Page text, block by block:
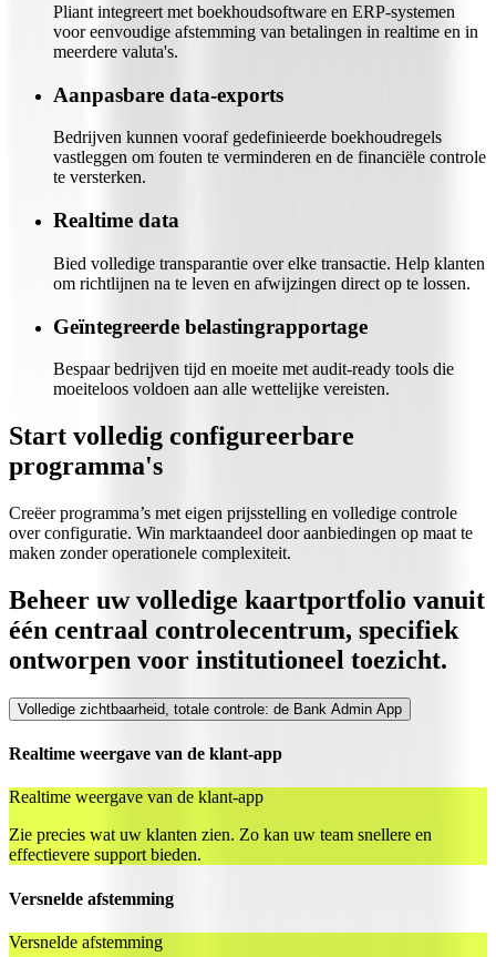
Pliant integreert met boekhoudsoftware en ERP-systemen
voor eenvoudige afstemming van betalingen in realtime en in
meerdere valuta's.
Aanpasbare data-exports
Bedrijven kunnen vooraf gedefinieerde boekhoudregels
vastleggen om fouten te verminderen en de financiële controle
te versterken.
Realtime data
Bied volledige transparantie over elke transactie. Help klanten
om richtlijnen na te leven en afwijzingen direct op te lossen.
Geïntegreerde belastingrapportage
Bespaar bedrijven tijd en moeite met audit-ready tools die
moeiteloos voldoen aan alle wettelijke vereisten.
Start volledig configureerbare
programma's
Creëer programma’s met eigen prijsstelling en volledige controle
over configuratie. Win marktaandeel door aanbiedingen op maat te
maken zonder operationele complexiteit.
Beheer uw volledige kaartportfolio vanuit
één centraal controlecentrum, specifiek
ontworpen voor institutioneel toezicht.
Volledige zichtbaarheid, totale controle: de Bank Admin App
Realtime weergave van de klant-app
Realtime weergave van de klant-app
Zie precies wat uw klanten zien. Zo kan uw team snellere en
effectievere support bieden.
Versnelde afstemming
Versnelde afstemming